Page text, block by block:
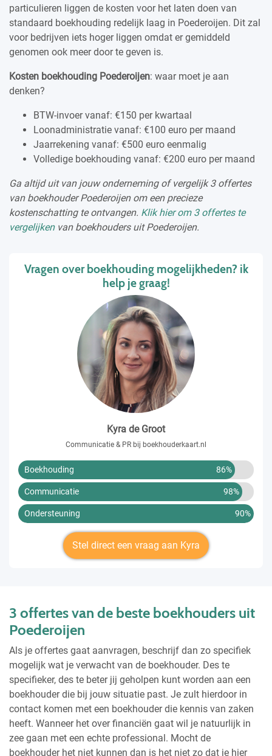
particulieren liggen de kosten voor het laten doen van
standaard boekhouding redelijk laag in Poederoijen. Dit zal
voor bedrijven iets hoger liggen omdat er gemiddeld
genomen ook meer door te geven is.
Kosten boekhouding Poederoijen: waar moet je aan
denken?
BTW-invoer vanaf: €150 per kwartaal
Loonadministratie vanaf: €100 euro per maand
Jaarrekening vanaf: €500 euro eenmalig
Volledige boekhouding vanaf: €200 euro per maand
Ga altijd uit van jouw onderneming of vergelijk 3 offertes
van boekhouder Poederoijen om een precieze
kostenschatting te ontvangen. Klik hier om 3 offertes te
vergelijkenvan boekhouders uit Poederoijen.
Vragen over boekhouding mogelijkheden? ik
help je graag!
Kyra de Groot
Communicatie & PR bij boekhouderkaart.nl
Boekhouding 86%
Communicatie 98%
Ondersteuning 90%
Stel direct een vraag aan Kyra
3 offertes van de beste boekhouders uit
Poederoijen
Als je offertes gaat aanvragen, beschrijf dan zo specifiek
mogelijk wat je verwacht van de boekhouder. Des te
specifieker, des te beter jij geholpen kunt worden aan een
boekhouder die bij jouw situatie past. Je zult hierdoor in
contact komen met een boekhouder die kennis van zaken
heeft. Wanneer het over financiën gaat wil je natuurlijk in
zee gaan met een echte professional. Mocht de
boekhouder het niet kunnen dan is het niet zo dat je hier